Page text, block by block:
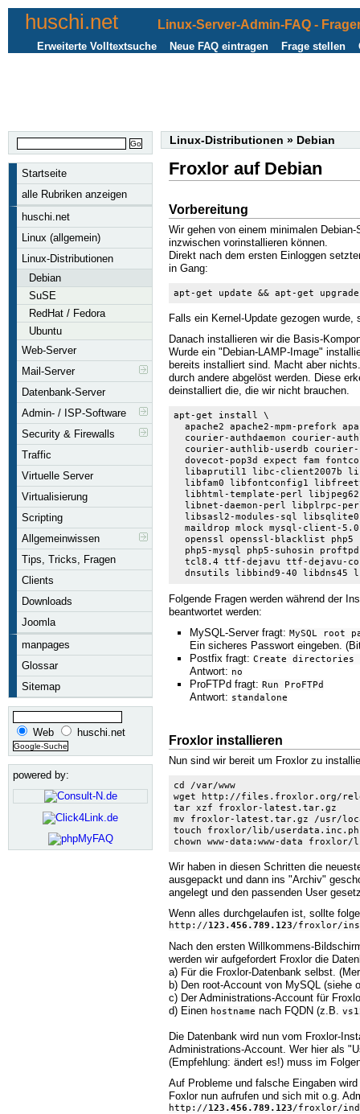
huschi.net Linux-Server-Admin-FAQ -
Frage stellen
Neue FAQ eintragen
Erweiterte Volltextsuche
Startseite
alle Rubriken anzeigen
huschi.net
Linux (allgemein)
Linux-Distributionen
Debian
SuSE
RedHat / Fedora
Ubuntu
Web-Server
Mail-Server
Datenbank-Server
Admin- / ISP-Software
Security & Firewalls
Traffic
Virtuelle Server
Virtualisierung
Scripting
Allgemeinwissen
Tips, Tricks, Fragen
Clients
Downloads
Joomla
manpages
Glossar
Sitemap
Web huschi.net
powered by:
Linux-Distributionen » Debian
Froxlor auf Debian
Vorbereitung
Wir gehen von einem minimalen
inzwischen vorinstallieren können.
Direkt nach dem ersten Einloggen
in Gang:
apt-get update && apt-get upgrade
Falls ein Kernel-Update gezogen
Danach installieren wir die Basis-
Wurde ein "Debian-LAMP-Image"
bereits installiert sind. Macht aber
durch andere abgelöst werden. Diese
deinstalliert die, die wir nicht brauchen.
apt-get install \
apache2 apache2-mpm-prefork
courier-authdaemon courier-
courier-authlib-userdb
dovecot-pop3d expect fam
libaprutil1 libc-client2007b
libfam0 libfontconfig1
libhtml-template-perl
libnet-daemon-perl libplrpc-
libsasl2-modules-sql
maildrop mlock mysql-client-
openssl openssl-blacklist php5
php5-mysql php5-suhosin
tcl8.4 ttf-dejavu ttf-dejavu-
dnsutils libbind9-40 libdns45
Folgende Fragen werden während der
beantwortet werden:
MySQL-Server fragt: MySQL root
Ein sicheres Passwort eingeben.
Postfix fragt: Create directories
Antwort: no
ProFTPd fragt: Run ProFTPd
Antwort: standalone
Froxlor installieren
Nun sind wir bereit um Froxlor zu
cd /var/www
wget http://files.froxlor.org/
tar xzf froxlor-latest.tar.gz
mv froxlor-latest.tar.gz /usr/
touch froxlor/lib/
chown www-data:www-data
Wir haben in diesen Schritten die
ausgepackt und dann ins "Archiv"
angelegt und den passenden User
Wenn alles durchgelaufen ist, sollte
http://123.456.789.123/froxlor/
Nach den ersten Willkommens-
werden wir aufgefordert Froxlor die
a) Für die Froxlor-Datenbank selbst.
b) Den root-Account von MySQL (siehe
c) Der Administrations-Account für
d) Einen hostname nach FQDN (z.B.
Die Datenbank wird nun vom Froxlor-
Administrations-Account. Wer hier als
(Empfehlung: ändert es!) muss im
Auf Probleme und falsche Eingaben
Foxlor nun aufrufen und sich mit o.g.
http://123.456.789.123/froxlor/